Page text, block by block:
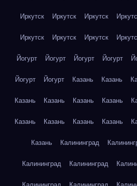
Иркутск Иркутск Иркутск
Иркутск Иркутск Иркутск
Йогурт Йогурт Йогурт Йогурт
Йогурт Йогурт Казань Казань
Казань Казань Казань Казань
Казань Казань Казань Казань
Казань Калининград
Калининград Калининград